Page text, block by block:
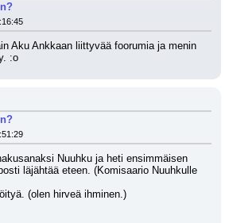
Aku Ankkaan liittyvää foorumia ja menin
:o
Nuuhku ja heti ensimmäisen
läjähtää eteen. (Komisaario Nuuhkulle
(olen hirveä ihminen.)